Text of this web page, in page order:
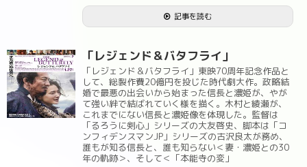
記事を読む
「レジェンド＆バタフライ」
「レジェンド＆バタフライ」東映70周年記念作品と
して、総製作費20億円を投じた時代劇大作。政略結
婚で最悪の出会いから始まった信長と濃姫が、やが
て強い絆で結ばれていく様を描く。木村と綾瀬が、
これまでにない信長と濃姫像を体現した。監督は
「るろうに剣心」シリーズの大友啓史、脚本は「コ
ンフィデンスマンJP」シリーズの古沢良太が務め、
誰もが知る信長と、誰も知らない＜妻・濃姫との30
年の軌跡＞、そして＜「本能寺の変」